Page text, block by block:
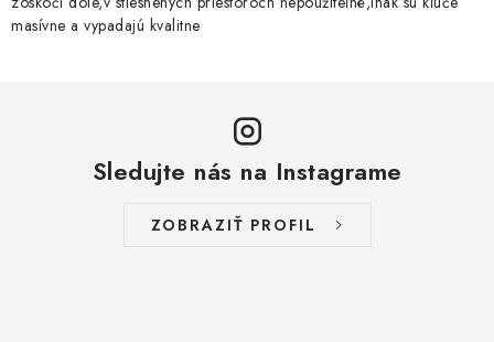
masívne a vypadajú kvalitne
Sledujte nás na Instagrame
ZOBRAZIŤ PROFIL